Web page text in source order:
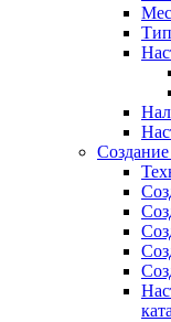
Создание